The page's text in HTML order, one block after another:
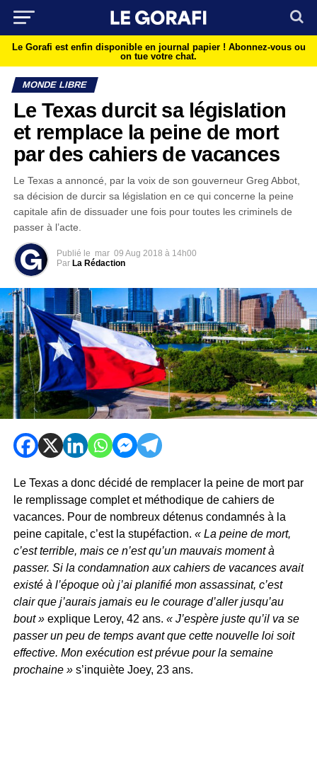
Le Gorafi est enfin disponible en journal papier ! Abonnez-vous ou
on tue votre chat.
MONDE LIBRE
Le Texas durcit sa législation
et remplace la peine de mort
par des cahiers de vacances
Le Texas a annoncé, par la voix de son gouverneur Greg Abbot,
sa décision de durcir sa législation en ce qui concerne la peine
capitale afin de dissuader une fois pour toutes les criminels de
passer à l’acte.
Publié le mar 09 Aug 2018 à 14h00
Par La Rédaction
Le Texas a donc décidé de remplacer la peine de mort par
le remplissage complet et méthodique de cahiers de
vacances. Pour de nombreux détenus condamnés à la
peine capitale, c’est la stupéfaction. « La peine de mort,
c’est terrible, mais ce n’est qu’un mauvais moment à
passer. Si la condamnation aux cahiers de vacances avait
existé à l’époque où j’ai planifié mon assassinat, c’est
clair que j’aurais jamais eu le courage d’aller jusqu’au
bout »explique Leroy, 42 ans. « J’espère juste qu’il va se
passer un peu de temps avant que cette nouvelle loi soit
effective. Mon exécution est prévue pour la semaine
prochaine »s’inquiète Joey, 23 ans.